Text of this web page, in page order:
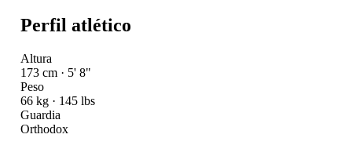
Perfil atlético
Altura
173 cm · 5' 8"
Peso
66 kg · 145 lbs
Guardia
Orthodox